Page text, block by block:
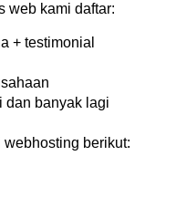
web kami daftar:
+ testimonial
dan banyak lagi
berikut: